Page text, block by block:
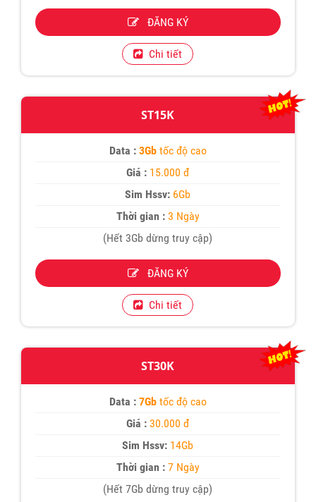
ĐĂNG KÝ
Chi tiết
ST15K
Data :3Gb tốc độ cao
Giá : 15.000 đ
Sim Hssv: 6Gb
Thời gian :3 Ngày
(Hết 3Gb dừng truy cập)
ĐĂNG KÝ
Chi tiết
ST30K
Data :7Gb tốc độ cao
Giá :30.000 đ
Sim Hssv: 14Gb
Thời gian :7 Ngày
(Hết 7Gb dừng truy cập)